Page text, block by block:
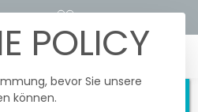
KUNDENPORTALE
POLICY
bevor Sie unsere
können.